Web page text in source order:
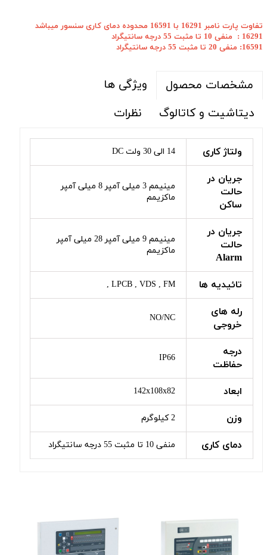
تفاوت پارت نامبر 16291 با 16591 محدوده دمای کاری سنسور میباشد
16291 : منفی 10 تا مثبت 55 درجه سانتیگراد
16591: منفی 20 تا مثبت 55 درجه سانتیگراد
مشخصات محصول
ویژگی ها
دیتاشیت و کاتالوگ
نظرات
ولتاژ کاری 14 الی 30 ولت DC
جریان در
حالت
ساکن
مینیمم 3 میلی آمپر 8 میلی آمپر
ماکزیمم
جریان در
حالت
Alarm
مینیمم 9 میلی آمپر 28 میلی آمپر
ماکزیمم
تائیدیه ها LPCB , VDS , FM ,
رله های
خروجی
NO/NC
درجه
حفاظت
IP66
ابعاد 142x108x82
وزن 2 کیلوگرم
دمای کاری منفی 10 تا مثبت 55 درجه سانتیگراد